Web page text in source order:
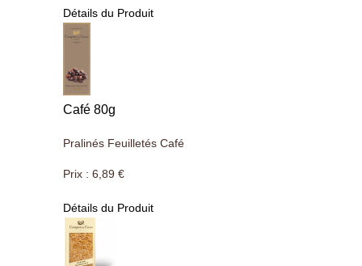
Détails du Produit
Café 80g
Pralinés Feuilletés Café
Prix : 6,89 €
Détails du Produit